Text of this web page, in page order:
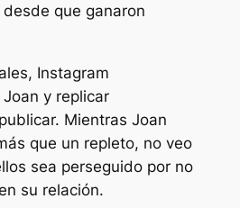
que ganaron
Instagram
Joan y replicar
Mientras Joan
que un repleto, no veo
sea perseguido por no
su relación.